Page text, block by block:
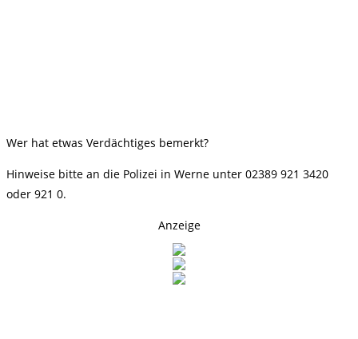
Wer hat etwas Verdächtiges bemerkt?
Hinweise bitte an die Polizei in Werne unter 02389 921 3420
oder 921 0.
Anzeige